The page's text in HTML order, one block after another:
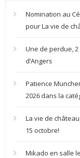
Nomination au
pour La vie de
Une de perdue,
d’Angers
Patience
2026 dans la
La vie de
15 octobre!
Mikado en salle